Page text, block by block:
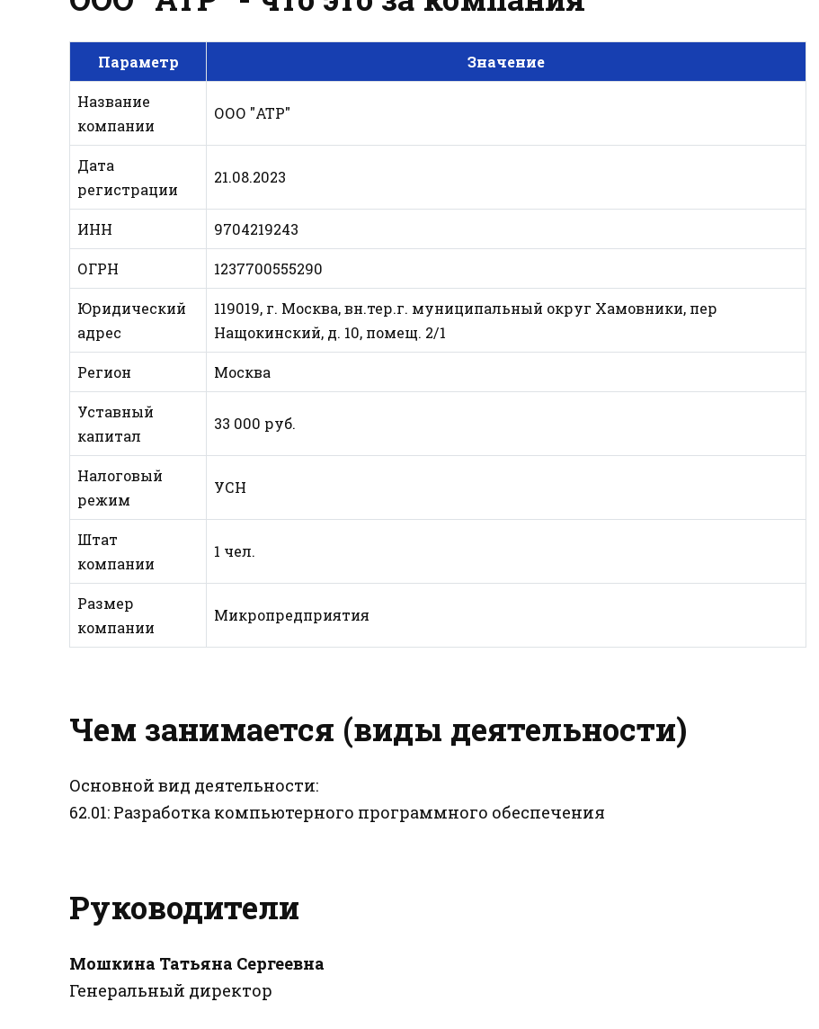
Параметр Значение
Название
компании
ООО "АТР"
Дата
регистрации
21.08.2023
ИНН 9704219243
ОГРН 1237700555290
Юридический
адрес
119019, г. Москва, вн.тер.г. муниципальный округ Хамовники, пер
Нащокинский, д. 10, помещ. 2/1
Регион Москва
Уставный
капитал
33 000 руб.
Налоговый
режим
УСН
Штат
компании
1 чел.
Размер
компании
Микропредприятия
Чем занимается (виды деятельности)
Основной вид деятельности:
62.01: Разработка компьютерного программного обеспечения
Руководители
Мошкина Татьяна Сергеевна
Генеральный директор